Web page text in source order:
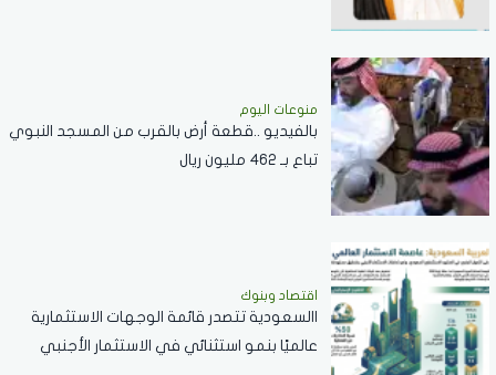
منوعات اليوم
بالفيديو ..قطعة أرض بالقرب من المسجد النبوي
تباع بـ 462 مليون ريال
اقتصاد وبنوك
االسعودية تتصدر قائمة الوجهات الاستثمارية
عالميًا بنمو استثنائي في الاستثمار الأجنبي